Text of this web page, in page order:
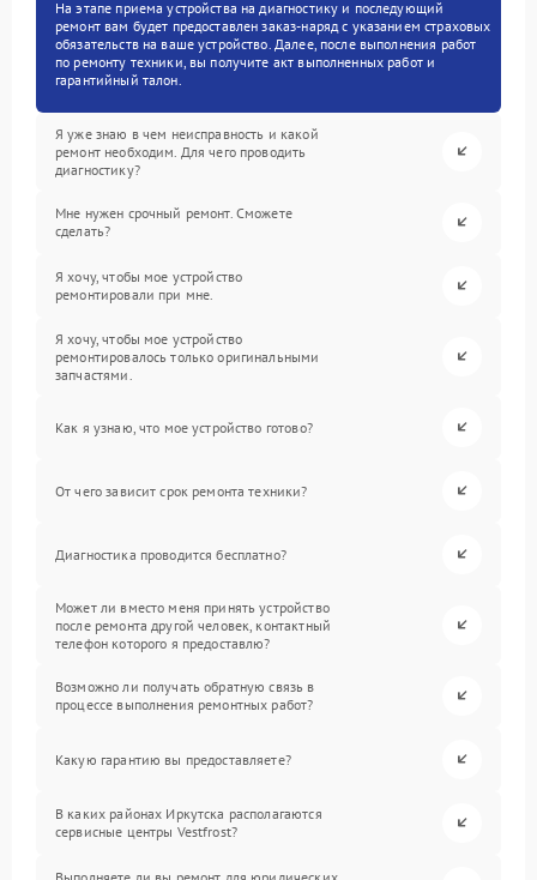
На этапе приема устройства на диагностику и последующий
ремонт вам будет предоставлен заказ-наряд с указанием страховых
обязательств на ваше устройство. Далее, после выполнения работ
по ремонту техники, вы получите акт выполненных работ и
гарантийный талон.
Я уже знаю в чем неисправность и какой
ремонт необходим. Для чего проводить
диагностику?
Мне нужен срочный ремонт. Сможете
сделать?
Я хочу, чтобы мое устройство
ремонтировали при мне.
Я хочу, чтобы мое устройство
ремонтировалось только оригинальными
запчастями.
Как я узнаю, что мое устройство готово?
От чего зависит срок ремонта техники?
Диагностика проводится бесплатно?
Может ли вместо меня принять устройство
после ремонта другой человек, контактный
телефон которого я предоставлю?
Возможно ли получать обратную связь в
процессе выполнения ремонтных работ?
Какую гарантию вы предоставляете?
В каких районах Иркутска располагаются
сервисные центры Vestfrost?